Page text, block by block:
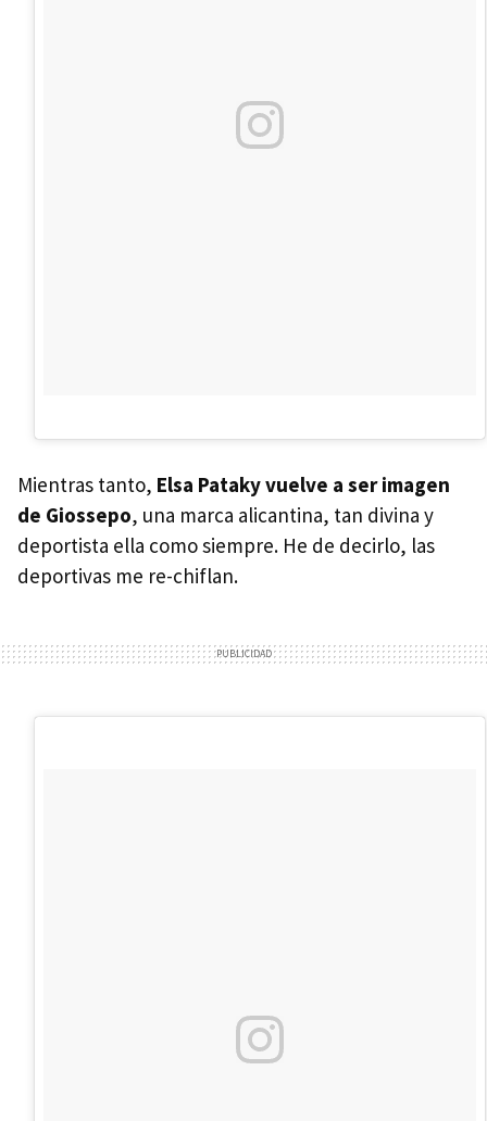
Mientras tanto, Elsa Pataky vuelve a ser imagen
de Giossepo, una marca alicantina, tan divina y
deportista ella como siempre. He de decirlo, las
deportivas me re-chiflan.